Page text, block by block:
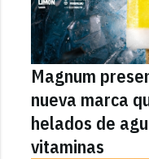
Magnum
nueva marca
helados de
vitaminas